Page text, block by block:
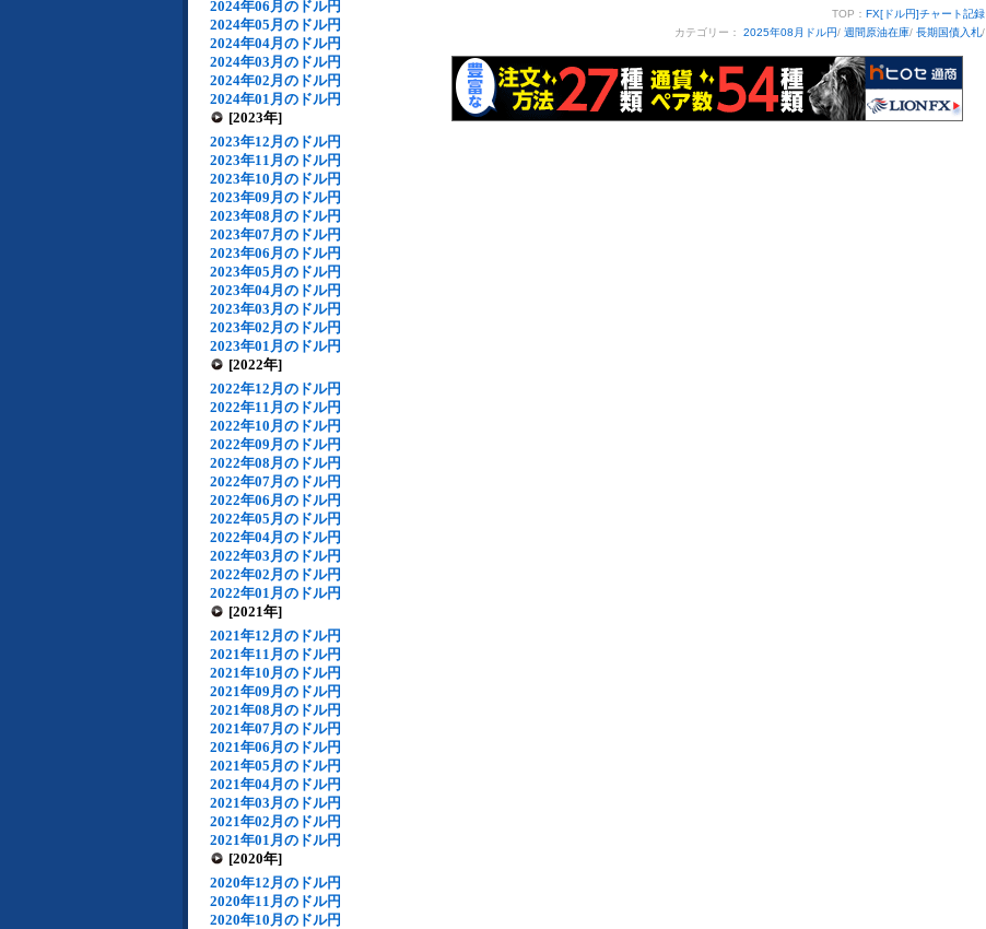
2024年06月のドル円
2024年05月のドル円
2024年04月のドル円
2024年03月のドル円
2024年02月のドル円
2024年01月のドル円
[2023年]
2023年12月のドル円
2023年11月のドル円
2023年10月のドル円
2023年09月のドル円
2023年08月のドル円
2023年07月のドル円
2023年06月のドル円
2023年05月のドル円
2023年04月のドル円
2023年03月のドル円
2023年02月のドル円
2023年01月のドル円
[2022年]
2022年12月のドル円
2022年11月のドル円
2022年10月のドル円
2022年09月のドル円
2022年08月のドル円
2022年07月のドル円
2022年06月のドル円
2022年05月のドル円
2022年04月のドル円
2022年03月のドル円
2022年02月のドル円
2022年01月のドル円
[2021年]
2021年12月のドル円
2021年11月のドル円
2021年10月のドル円
2021年09月のドル円
2021年08月のドル円
2021年07月のドル円
2021年06月のドル円
2021年05月のドル円
2021年04月のドル円
2021年03月のドル円
2021年02月のドル円
2021年01月のドル円
[2020年]
2020年12月のドル円
2020年11月のドル円
2020年10月のドル円
TOP： FX[ドル円]チャート記録
カテゴリー： 2025年08月ドル円/ 週間原油在庫/ 長期国債入札/